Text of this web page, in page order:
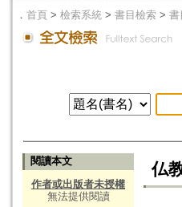
． 首頁 > 檢索系統 > 書目檢索 > 書
閱讀本文
作者或出版者未授權
無法提供閱讀
仏